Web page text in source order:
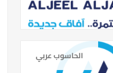
الحاسوب عربي